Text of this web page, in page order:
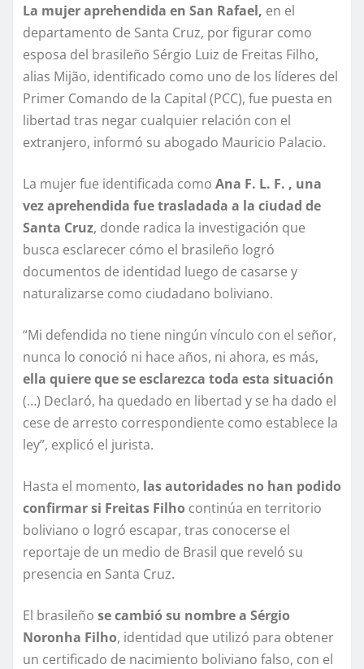
La mujer aprehendida en San Rafael, en el
departamento de Santa Cruz, por figurar como
esposa del brasileño Sérgio Luiz de Freitas Filho,
alias Mijão, identificado como uno de los líderes del
Primer Comando de la Capital (PCC), fue puesta en
libertad tras negar cualquier relación con el
extranjero, informó su abogado Mauricio Palacio.
La mujer fue identificada como Ana F. L. F. , una
vez aprehendida fue trasladada a la ciudad de
Santa Cruz, donde radica la investigación que
busca esclarecer cómo el brasileño logró
documentos de identidad luego de casarse y
naturalizarse como ciudadano boliviano.
“Mi defendida no tiene ningún vínculo con el señor,
nunca lo conoció ni hace años, ni ahora, es más,
ella quiere que se esclarezca toda esta situación
(…) Declaró, ha quedado en libertad y se ha dado el
cese de arresto correspondiente como establece la
ley”, explicó el jurista.
Hasta el momento, las autoridades no han podido
confirmar si Freitas Filho continúa en territorio
boliviano o logró escapar, tras conocerse el
reportaje de un medio de Brasil que reveló su
presencia en Santa Cruz.
El brasileño se cambió su nombre a Sérgio
Noronha Filho, identidad que utilizó para obtener
un certificado de nacimiento boliviano falso, con el